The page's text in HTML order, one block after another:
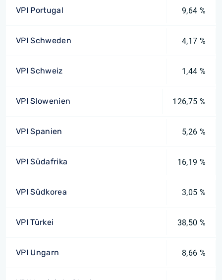
VPI Portugal 9,64 %
VPI Schweden 4,17 %
VPI Schweiz 1,44 %
VPI Slowenien 126,75 %
VPI Spanien 5,26 %
VPI Südafrika 16,19 %
VPI Südkorea 3,05 %
VPI Türkei 38,50 %
VPI Ungarn 8,66 %